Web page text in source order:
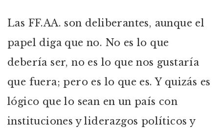
Las FF.AA. son deliberantes, aunque el
papel diga que no. No es lo que
debería ser, no es lo que nos gustaría
que fuera; pero es lo que es. Y quizás es
lógico que lo sean en un país con
instituciones y liderazgos políticos y